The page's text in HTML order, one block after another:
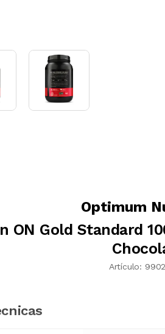
Optimum
ON Gold Standard
Artículo: